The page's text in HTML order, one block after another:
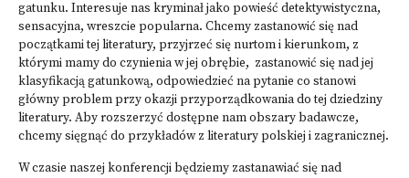
gatunku. Interesuje nas kryminał jako powieść detektywistyczna,
sensacyjna, wreszcie popularna. Chcemy zastanowić się nad
początkami tej literatury, przyjrzeć się nurtom i kierunkom, z
którymi mamy do czynienia w jej obrębie, zastanowić się nad jej
klasyfikacją gatunkową, odpowiedzieć na pytanie co stanowi
główny problem przy okazji przyporządkowania do tej dziedziny
literatury. Aby rozszerzyć dostępne nam obszary badawcze,
chcemy sięgnąć do przykładów z literatury polskiej i zagranicznej.
W czasie naszej konferencji będziemy zastanawiać się nad